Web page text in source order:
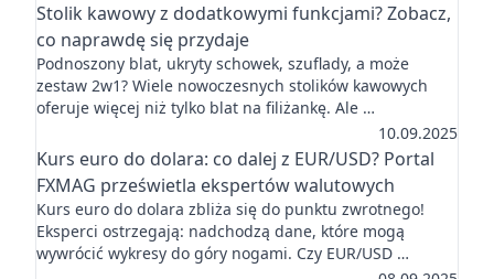
Stolik kawowy z dodatkowymi funkcjami? Zobacz,
co naprawdę się przydaje
Podnoszony blat, ukryty schowek, szuflady, a może
zestaw 2w1? Wiele nowoczesnych stolików kawowych
oferuje więcej niż tylko blat na filiżankę. Ale …
10.09.2025
Kurs euro do dolara: co dalej z EUR/USD? Portal
FXMAG prześwietla ekspertów walutowych
Kurs euro do dolara zbliża się do punktu zwrotnego!
Eksperci ostrzegają: nadchodzą dane, które mogą
wywrócić wykresy do góry nogami. Czy EUR/USD …